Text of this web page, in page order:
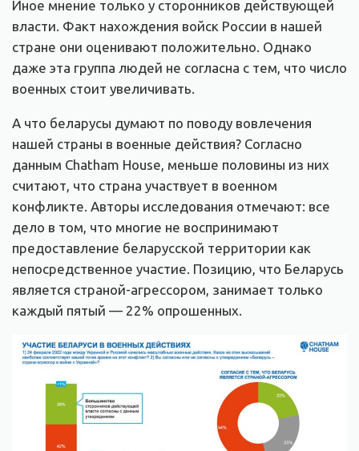
Иное мнение только у сторонников действующей
власти. Факт нахождения войск России в нашей
стране они оценивают положительно. Однако
даже эта группа людей не согласна с тем, что число
военных стоит увеличивать.
А что беларусы думают по поводу вовлечения
нашей страны в военные действия? Согласно
данным Chatham House, меньше половины из них
считают, что страна участвует в военном
конфликте. Авторы исследования отмечают: все
дело в том, что многие не воспринимают
предоставление беларусской территории как
непосредственное участие. Позицию, что Беларусь
является страной-агрессором, занимает только
каждый пятый — 22% опрошенных.